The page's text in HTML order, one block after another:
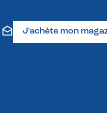
J'achète mon